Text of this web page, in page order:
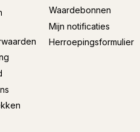
Waardebonnen
Mijn notificaties
Herroepingsformulier